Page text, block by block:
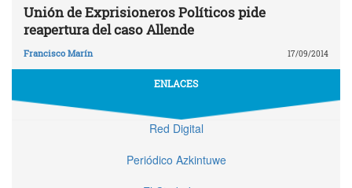
Unión de Exprisioneros Políticos pide
reapertura del caso Allende
Francisco Marín 17/09/2014
ENLACES
Red Digital
Periódico Azkintuwe